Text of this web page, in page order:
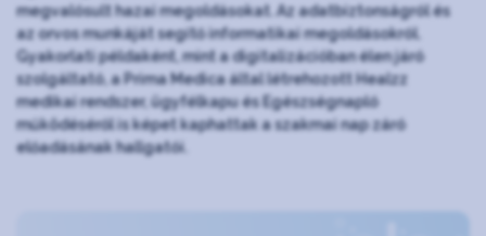
megvalósult hazai megoldásokat. Az adatbiztonságról és
az orvos munkáját segítő informatikai megoldásokról.
Gyakorlati példaként, mint a digitalizációban élen járó
szolgáltató, a Prima Medica által létrehozott Healzz
medikai rendszer, ügyfélkapu és Egészségnapló
működéséről is képet kaphattak a szakmai nap záró
előadásának hallgatói.